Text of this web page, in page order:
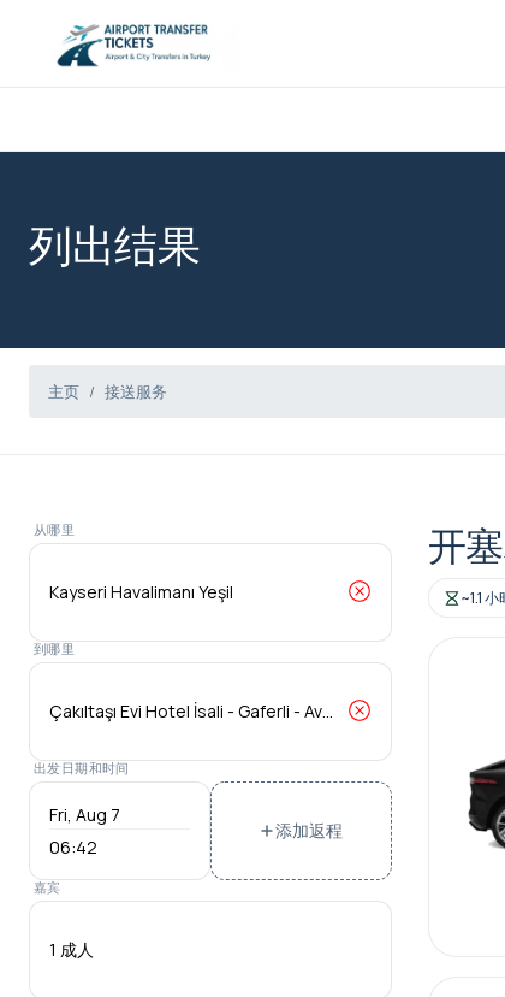
列出结果
主页 接送服务
从哪里
到哪里
出发日期和时间
06:42
添加返程
嘉宾
1 成人
开
~1.1 小